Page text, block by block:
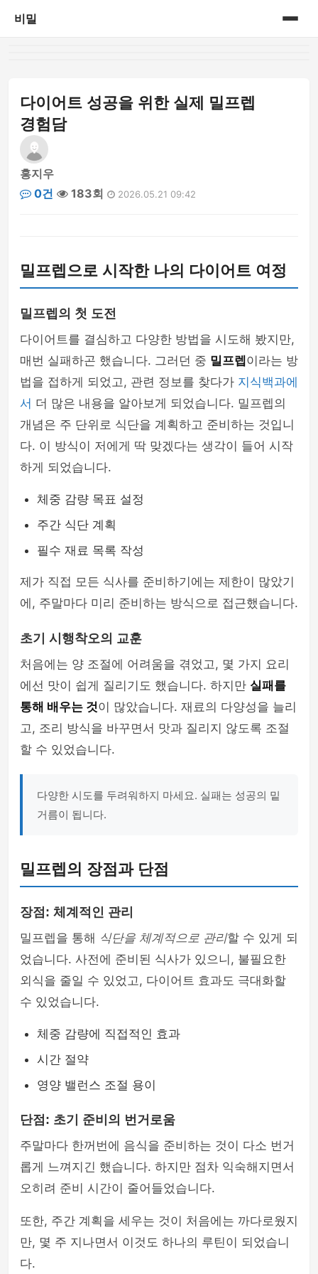
비밀
다이어트 성공을 위한 실제 밀프렙
경험담
홍지우
0건
183회 2026.05.21 09:42
밀프렙으로 시작한 나의 다이어트 여정
밀프렙의 첫 도전
다이어트를 결심하고 다양한 방법을 시도해 봤지만,
매번 실패하곤 했습니다. 그러던 중 밀프렙 이라는 방
법을 접하게 되었고, 관련 정보를 찾다가 지식백과에
서 더 많은 내용을 알아보게 되었습니다. 밀프렙의
개념은 주 단위로 식단을 계획하고 준비하는 것입니
다. 이 방식이 저에게 딱 맞겠다는 생각이 들어 시작
하게 되었습니다.
체중 감량 목표 설정
주간 식단 계획
필수 재료 목록 작성
제가 직접 모든 식사를 준비하기에는 제한이 많았기
에, 주말마다 미리 준비하는 방식으로 접근했습니다.
초기 시행착오의 교훈
처음에는 양 조절에 어려움을 겪었고, 몇 가지 요리
에선 맛이 쉽게 질리기도 했습니다. 하지만 실패를
통해 배우는 것이 많았습니다. 재료의 다양성을 늘리
고, 조리 방식을 바꾸면서 맛과 질리지 않도록 조절
할 수 있었습니다.
다양한 시도를 두려워하지 마세요. 실패는 성공의 밑
거름이 됩니다.
밀프렙의 장점과 단점
장점: 체계적인 관리
밀프렙을 통해 식단을 체계적으로 관리할 수 있게 되
었습니다. 사전에 준비된 식사가 있으니, 불필요한
외식을 줄일 수 있었고, 다이어트 효과도 극대화할
수 있었습니다.
체중 감량에 직접적인 효과
시간 절약
영양 밸런스 조절 용이
단점: 초기 준비의 번거로움
주말마다 한꺼번에 음식을 준비하는 것이 다소 번거
롭게 느껴지긴 했습니다. 하지만 점차 익숙해지면서
오히려 준비 시간이 줄어들었습니다.
또한, 주간 계획을 세우는 것이 처음에는 까다로웠지
만, 몇 주 지나면서 이것도 하나의 루틴이 되었습니
다.